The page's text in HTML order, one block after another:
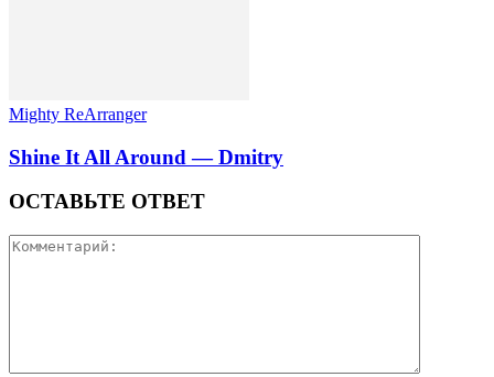
Mighty ReArranger
Shine It All Around — Dmitry
ОСТАВЬТЕ ОТВЕТ